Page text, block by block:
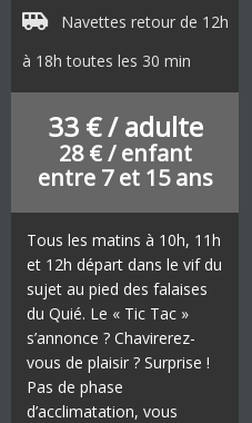
Navettes retour de 12h
à 18h toutes les 30 min
33 € / adulte
28 € / enfant
entre 7 et 15 ans
Tous les matins à 10h, 11h
et 12h départ dans le vif du
sujet au pied des falaises
du Quié. Le « Tic Tac »
s’annonce ? Chavirerez-
vous de plaisir ? Surprise !
Pas de phase
d’acclimatation, vous